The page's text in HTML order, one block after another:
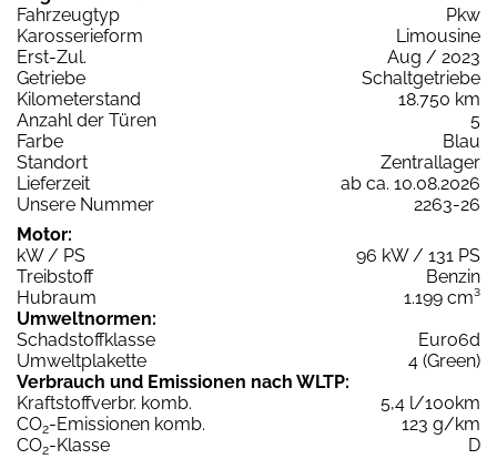
Fahrzeugtyp
Pkw
Karosserieform
Limousine
Erst-Zul.
Aug / 2023
Getriebe
Schaltgetriebe
Kilometerstand
18.750 km
Anzahl der Türen
5
Farbe
Blau
Standort
Zentrallager
Lieferzeit
ab ca. 10.08.2026
Unsere Nummer
2263-26
Motor:
kW / PS
96 kW / 131 PS
Treibstoff
Benzin
Hubraum
1.199 cm³
Umweltnormen:
Schadstoffklasse
Euro6d
Umweltplakette
4 (Green)
Verbrauch und Emissionen nach WLTP:
Kraftstoffverbr. komb.
5,4 l/100km
CO2-Emissionen komb.
123 g/km
CO2-Klasse
D